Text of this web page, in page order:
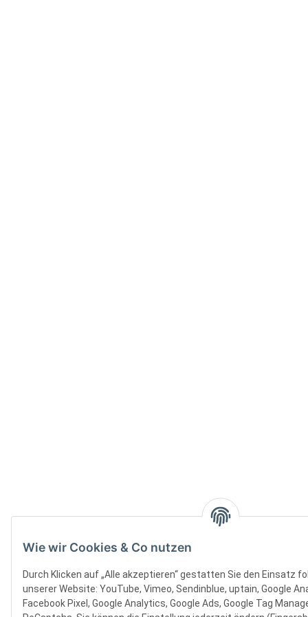
Wie wir Cookies & Co nutzen
Durch Klicken auf „Alle akzeptieren“ gestatten Sie den Einsatz
unserer Website: YouTube, Vimeo, Sendinblue, uptain, Google
Facebook Pixel, Google Analytics, Google Ads, Google Tag